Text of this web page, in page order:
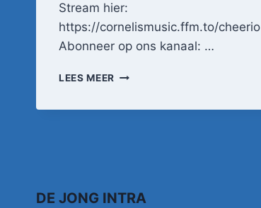
Stream hier:
https://cornelismusic.ffm.to/cheerio
Abonneer op ons kanaal: …
LEES MEER JUSTEN
DE JONG INTRA